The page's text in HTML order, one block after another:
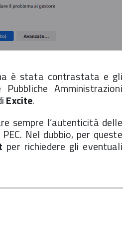
è stata contrastata e gli
Amministrazioni
Excite.
sempre l’autenticità delle
Nel dubbio, per queste
per richiedere gli eventuali